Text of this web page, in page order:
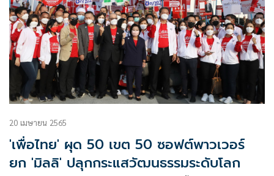
20 เมษายน 2565
'เพื่อไทย' ผุด 50 เขต 50 ซอฟต์พาวเวอร์
ยก 'มิลลิ' ปลุกกระแสวัฒนธรรมระดับโลก